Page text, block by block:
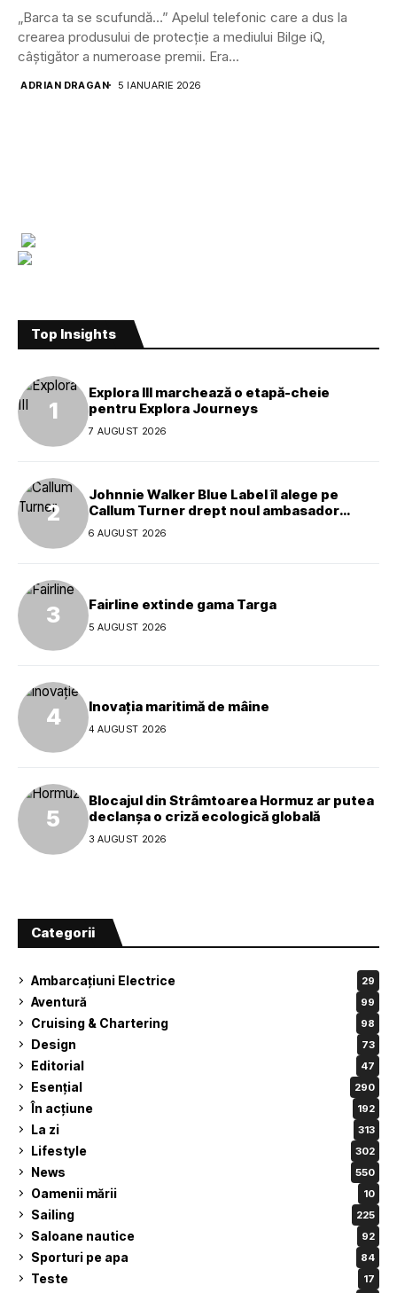
„Barca ta se scufundă…” Apelul telefonic care a dus la
crearea produsului de protecție a mediului Bilge iQ,
câștigător a numeroase premii. Era...
ADRIAN DRAGAN 5 IANUARIE 2026
Top Insights
Explora III marchează o etapă-cheie
pentru Explora Journeys
7 AUGUST 2026
Johnnie Walker Blue Label îl alege pe
Callum Turner drept noul ambasador
global al mărcii
6 AUGUST 2026
Fairline extinde gama Targa
5 AUGUST 2026
Inovația maritimă de mâine
4 AUGUST 2026
Blocajul din Strâmtoarea Hormuz ar putea
declanșa o criză ecologică globală
3 AUGUST 2026
Categorii
Ambarcațiuni Electrice 29
Aventură 99
Cruising & Chartering 98
Design 73
Editorial 47
Esențial 290
În acțiune 192
La zi 313
Lifestyle 302
News 550
Oamenii mării 10
Sailing 225
Saloane nautice 92
Sporturi pe apa 84
Teste 17